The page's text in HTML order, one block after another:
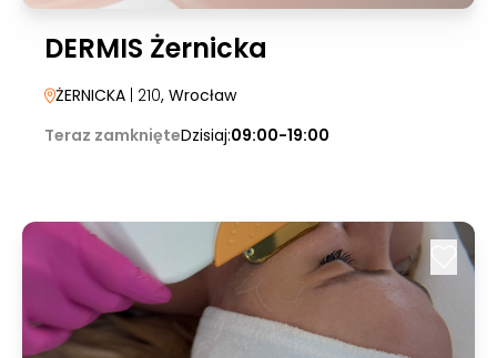
DERMIS Żernicka
ŻERNICKA | 210, Wrocław
Teraz zamknięteDzisiaj:09:00-19:00